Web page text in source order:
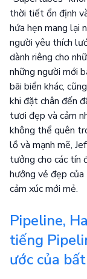
thời tiết ổn định
hứa hẹn mang lại
người yêu thích
dành riêng cho
những người mới
bãi biển khác,
khi đặt chân đến
tươi đẹp và cảm
không thể quên
lồ và mạnh mẽ,
tưởng cho các tín
hưởng vẻ đẹp của
cảm xúc mới mẻ.
Pipeline,
tiếng
ước của